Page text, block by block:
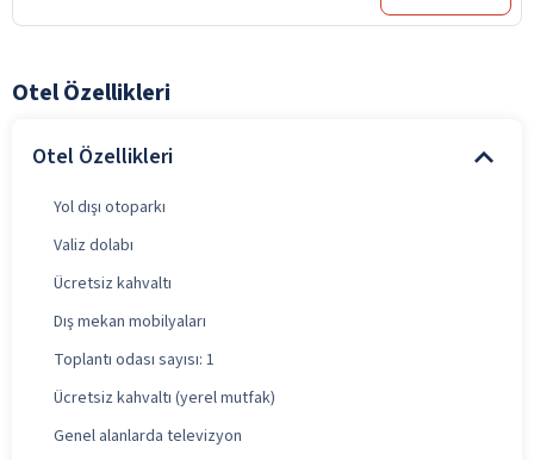
Otel Özellikleri
Otel Özellikleri
Yol dışı otoparkı
Valiz dolabı
Ücretsiz kahvaltı
Dış mekan mobilyaları
Toplantı odası sayısı: 1
Ücretsiz kahvaltı (yerel mutfak)
Genel alanlarda televizyon